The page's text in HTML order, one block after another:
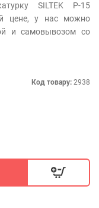
SILTEK Р-15
цене, у нас можно
и самовывозом со
Код товару: 2938